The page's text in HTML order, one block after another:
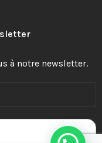
à notre newsletter.